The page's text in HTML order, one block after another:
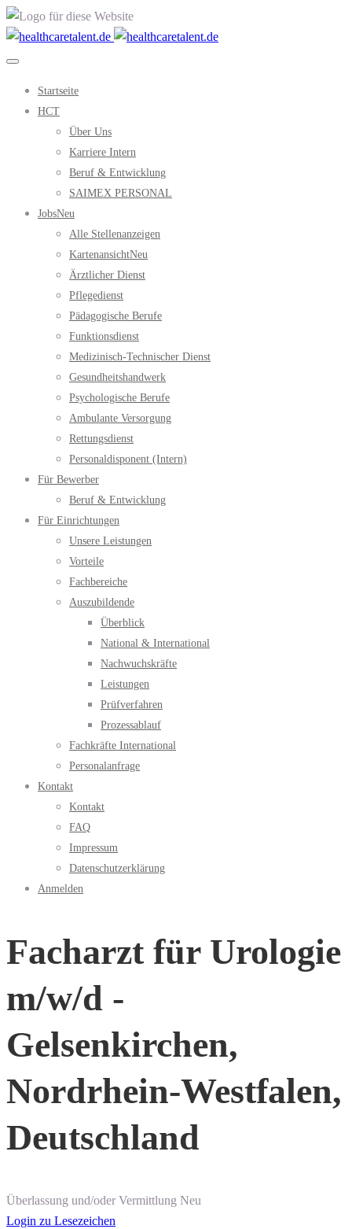
Startseite
HCT
Über Uns
Karriere Intern
Beruf & Entwicklung
SAIMEX PERSONAL
JobsNeu
Alle Stellenanzeigen
KartenansichtNeu
Ärztlicher Dienst
Pflegedienst
Pädagogische Berufe
Funktionsdienst
Medizinisch-Technischer Dienst
Gesundheitshandwerk
Psychologische Berufe
Ambulante Versorgung
Rettungsdienst
Personaldisponent (Intern)
Für Bewerber
Beruf & Entwicklung
Für Einrichtungen
Unsere Leistungen
Vorteile
Fachbereiche
Auszubildende
Überblick
National & International
Nachwuchskräfte
Leistungen
Prüfverfahren
Prozessablauf
Fachkräfte International
Personalanfrage
Kontakt
Kontakt
FAQ
Impressum
Datenschutzerklärung
Anmelden
Facharzt für Urologie
m/w/d -
Gelsenkirchen,
Nordrhein-Westfalen,
Deutschland
Überlassung und/oder Vermittlung Neu
Login zu Lesezeichen